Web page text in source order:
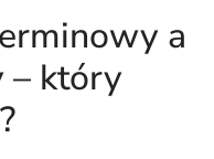
a
– który